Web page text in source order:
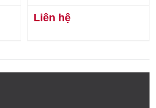
Liên hệ